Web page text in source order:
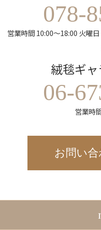
078-
営業時間 10:00～18:00 火曜
絨毯ギ
06-
営業時
お問い